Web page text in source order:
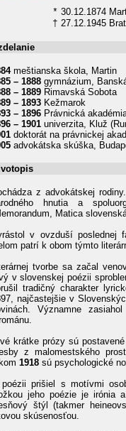
* 30.12.1874
† 27.12.1945
meštianska škola, Martin
– 1888 gymnázium,
– 1889 Rimavská Sobota
– 1893 Kežmarok
– 1896 Právnická
– 1901 univerzita, Kluž
doktorát na právnickej
advokátska skúška,
z advokátskej
hnutia a
Matica
v ovzduší poslednej
patrí k obom týmto
tvorbe sa začal
v slovenskej poézii
tradičný charakter
najčastejšie v
Významne
krátke prózy sú
z malomestského
1918 sú psychologické
prišiel s motívmi
jeho poézie je irónia
štýl (takmer
skúsenosťou.